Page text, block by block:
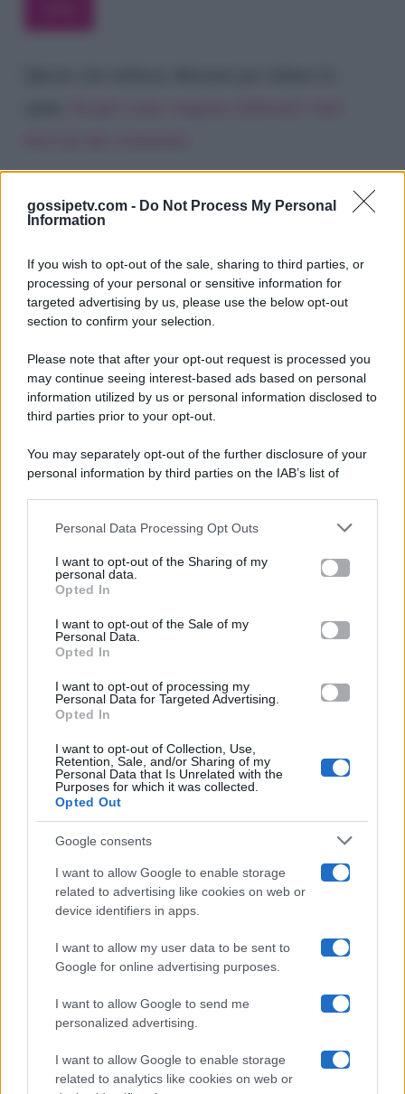
gossipetv.com - Do Not Process My Personal
Information
If you wish to opt-out of the sale, sharing to third parties, or
processing of your personal or sensitive information for
targeted advertising by us, please use the below opt-out
section to confirm your selection.
Please note that after your opt-out request is processed you
may continue seeing interest-based ads based on personal
information utilized by us or personal information disclosed to
third parties prior to your opt-out.
You may separately opt-out of the further disclosure of your
personal information by third parties on the IAB’s list of
This information may also be disclosed by us to third parties
disclose it to other third parties.
Please note that this website/app uses one or more Google
services and may gather and store information including but
not limited to your visit or usage behaviour. You may click to
grant or deny consent to Google and its third-party tags to
consent section.
Personal Data Processing Opt Outs
I want to opt-out of the Sharing of my
personal data.
Opted In
I want to opt-out of the Sale of my
Personal Data.
Opted In
I want to opt-out of processing my
Personal Data for Targeted Advertising.
Opted In
I want to opt-out of Collection, Use,
Retention, Sale, and/or Sharing of my
Personal Data that Is Unrelated with the
Purposes for which it was collected.
Opted Out
Google consents
I want to allow Google to enable storage
related to advertising like cookies on web or
device identifiers in apps.
I want to allow my user data to be sent to
Google for online advertising purposes.
I want to allow Google to send me
personalized advertising.
I want to allow Google to enable storage
related to analytics like cookies on web or
Gossip e TV è un sito di MASTE S.r.l.
viale Luigi Majno n. 21 - 20129 Milano (MI)
P.Iva 10909580960
Categorie
Gossip
Televisione
Programmi TV
Amici
Ballando Con Le Stelle
Grande Fratello
Isola Dei Famosi
Uomini E Donne
Maste S.r.l.
Chi siamo
Collabora con noi